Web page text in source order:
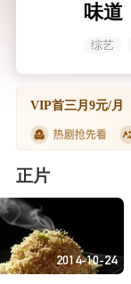
味道
综艺
VIP首三月9元/月
正片
2014-10-24